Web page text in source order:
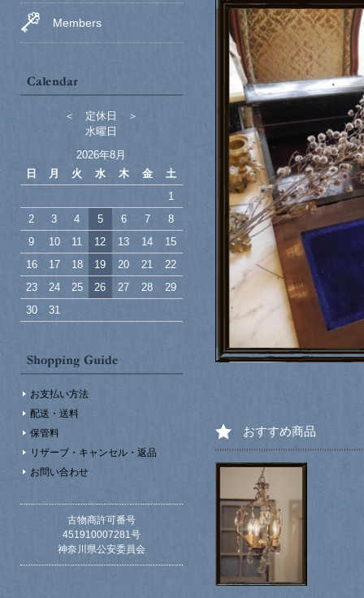
Members
＜ 定休日 ＞
水曜日
2026年8月
日
月 火 水 木 金
土
1
2
3 4 5 6 7
8
9
10 11 12 13 14
15
16
17 18 19 20 21
22
23
24 25 26 27 28
29
30
31
お支払い方法
配送・送料
保管料
リザーブ・キャンセル・返品
お問い合わせ
古物商許可番号
451910007281号
神奈川県公安委員会
おすすめ商品